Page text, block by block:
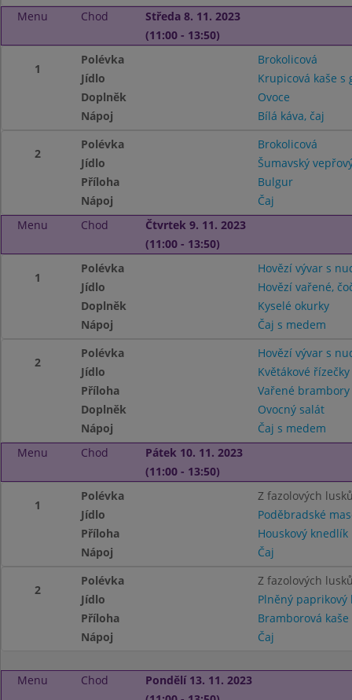
Menu
Chod
Středa 8. 11. 2023
(11:00 - 13:50)
1
Polévka
Brokolicová
Jídlo
Krupicová kaše s
Doplněk
Ovoce
Nápoj
Bílá káva, čaj
2
Polévka
Brokolicová
Jídlo
Šumavský
Příloha
Bulgur
Nápoj
Čaj
Menu
Chod
Čtvrtek 9. 11. 2023
(11:00 - 13:50)
1
Polévka
Hovězí vývar s
Jídlo
Hovězí vařené,
Doplněk
Kyselé okurky
Nápoj
Čaj s medem
2
Polévka
Hovězí vývar s
Jídlo
Květákové řízečky
Příloha
Vařené
Doplněk
Ovocný salát
Nápoj
Čaj s medem
Menu
Chod
Pátek 10. 11. 2023
(11:00 - 13:50)
1
Polévka
Z fazolových
Jídlo
Poděbradské
Příloha
Houskový knedlík
Nápoj
Čaj
2
Polévka
Z fazolových
Jídlo
Plněný
Příloha
Bramborová kaše
Nápoj
Čaj
Menu Chod
Pondělí 13. 11. 2023